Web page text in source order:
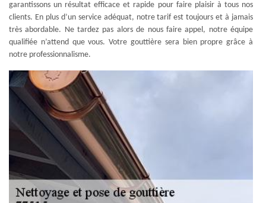
garantissons un résultat efficace et rapide pour faire plaisir à tous nos
clients. En plus d’un service adéquat, notre tarif est toujours et à jamais
très abordable. Ne tardez pas alors de nous faire appel, notre équipe
qualifiée n’attend que vous. Votre gouttière sera bien propre grâce à
notre professionnalisme.